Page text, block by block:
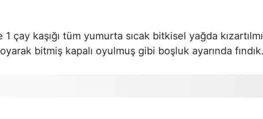
1 çay kaşığı tüm yumurta sıcak bitkisel yağda
bitmiş kapalı oyulmuş gibi boşluk ayarında fındık.